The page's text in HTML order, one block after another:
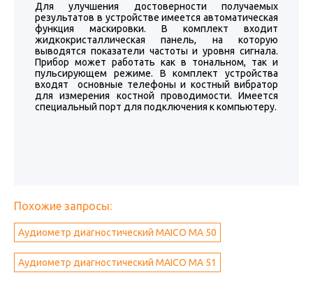
Для улучшения достоверности получаемых
результатов в устройстве имеется автоматическая
функция маскировки. В комплект входит
жидкокристаллическая панель, на которую
выводятся показатели частоты и уровня сигнала.
Прибор может работать как в тональном, так и
пульсирующем режиме. В комплект устройства
входят основные телефоны и костный вибратор
для измерения костной проводимости. Имеется
специальный порт для подключения к компьютеру.
Похожие запросы:
Аудиометр диагностический MAICO МА 50
Аудиометр диагностический MAICO МА 51